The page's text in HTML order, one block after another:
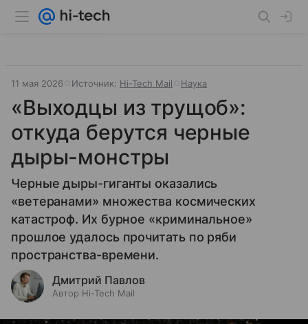
11 мая 2026 Источник: Hi-Tech Mail Наука
«Выходцы из трущоб»:
откуда берутся черные
дыры-монстры
Черные дыры-гиганты оказались
«ветеранами» множества космических
катастроф. Их бурное «криминальное»
прошлое удалось прочитать по ряби
пространства-времени.
Дмитрий Павлов
Автор Hi-Tech Mail